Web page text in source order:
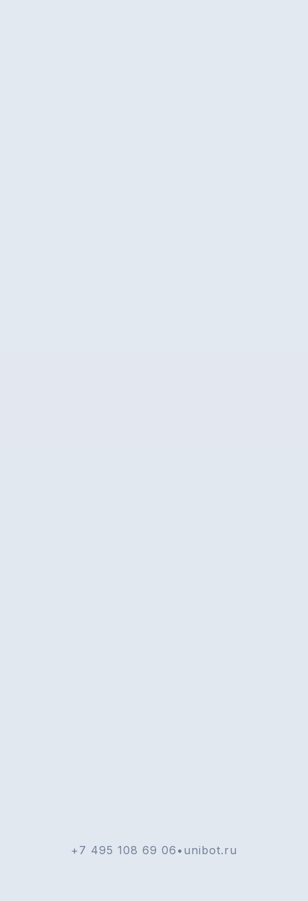
+7 495 108 69 06 • unibot.ru